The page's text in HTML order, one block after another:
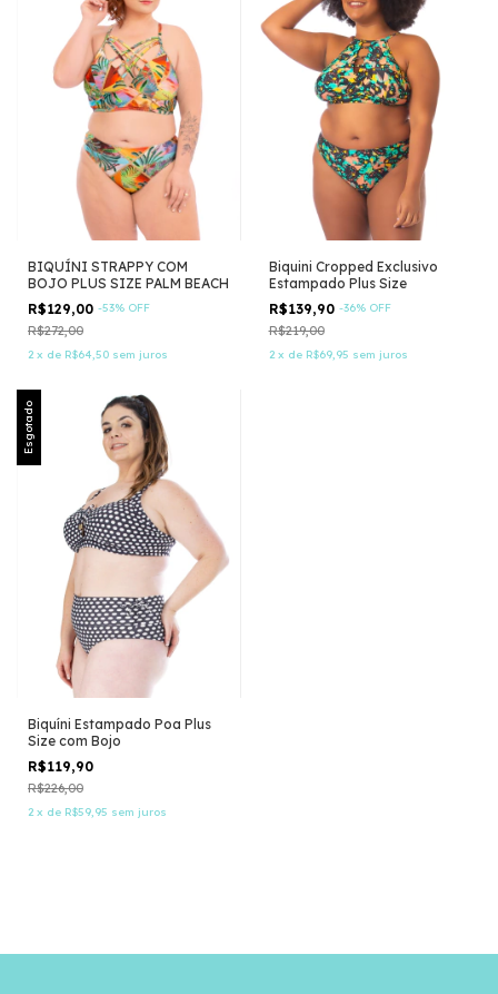
BIQUÍNI STRAPPY COM
BOJO PLUS SIZE PALM BEACH
R$129,00 -53% OFF
R$272,00
2 x de R$64,50 sem juros
Biquini Cropped Exclusivo
Estampado Plus Size
R$139,90 -36% OFF
R$219,00
2 x de R$69,95 sem juros
Esgotado
Biquíni Estampado Poa Plus
Size com Bojo
R$119,90
R$226,00
2 x de R$59,95 sem juros